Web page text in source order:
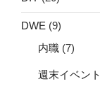
DWE (9)
内職 (7)
週末イベント